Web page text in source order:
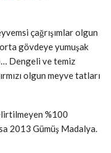
çağrışımlar olgun
gövdeye yumuşak
Dengeli ve temiz
olgun meyve tatları
%100
2013 Gümüş Madalya.